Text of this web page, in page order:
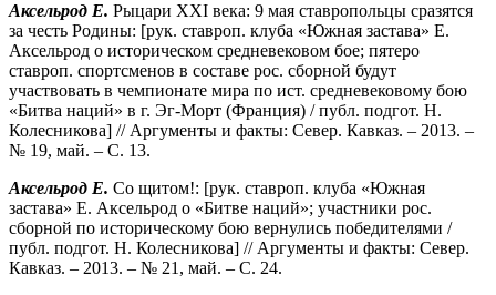
Аксельрод Е. Рыцари XXI века: 9 мая ставропольцы сразятся
за честь Родины: [рук. ставроп. клуба «Южная застава» Е.
Аксельрод о историческом средневековом бое; пятеро
ставроп. спортсменов в составе рос. сборной будут
участвовать в чемпионате мира по ист. средневековому бою
«Битва наций» в г. Эг-Морт (Франция) / публ. подгот. Н.
Колесникова] // Аргументы и факты: Север. Кавказ. – 2013. –
№ 19, май. – С. 13.
Аксельрод Е. Со щитом!: [рук. ставроп. клуба «Южная
застава» Е. Аксельрод о «Битве наций»; участники рос.
сборной по историческому бою вернулись победителями /
публ. подгот. Н. Колесникова] // Аргументы и факты: Север.
Кавказ. – 2013. – № 21, май. – С. 24.